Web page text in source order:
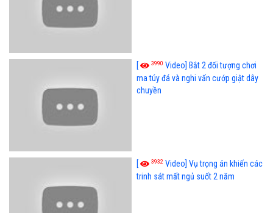
[ 3990 Video] Bắt 2 đối tượng chơi
ma túy đá và nghi vấn cướp giật dây
chuyền
[ 3932 Video] Vụ trọng án khiến các
trinh sát mất ngủ suốt 2 năm